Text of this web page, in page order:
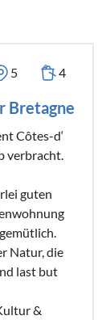
5 4
Bretagne
Côtes-d‘
verbracht.
guten
Natur, die
last but
&